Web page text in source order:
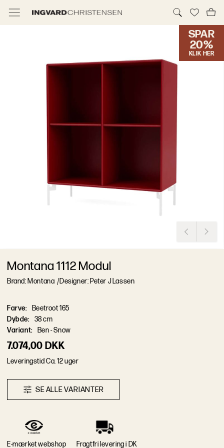
SPAR
20%
KLIK HER
7.074,00 DKK
Leveringstid Ca. 12 uger
Montana 1112 Modul
Brand: Montana /Designer: Peter J Lassen
SEALLEVAR ANTER
Farve:
Beetroot 165
Dybde:
38 cm
Variant: Ben - Snow
E-mærket webshop Fragtfri levering i DK
MØBELHUSENE